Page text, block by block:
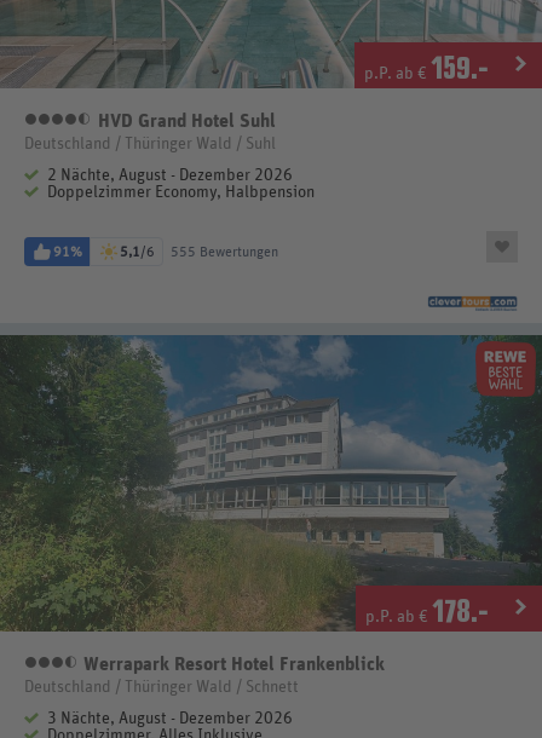
p.P. ab € 159.-
4,5 Sterne
HVD Grand Hotel Suhl
Deutschland / Thüringer Wald / Suhl
2 Nächte, August - Dezember 2026
Doppelzimmer Economy, Halbpension
91% 5,1/6 555 Bewertungen
p.P. ab € 178.-
3,5 Sterne
Werrapark Resort Hotel Frankenblick
Deutschland / Thüringer Wald / Schnett
3 Nächte, August - Dezember 2026